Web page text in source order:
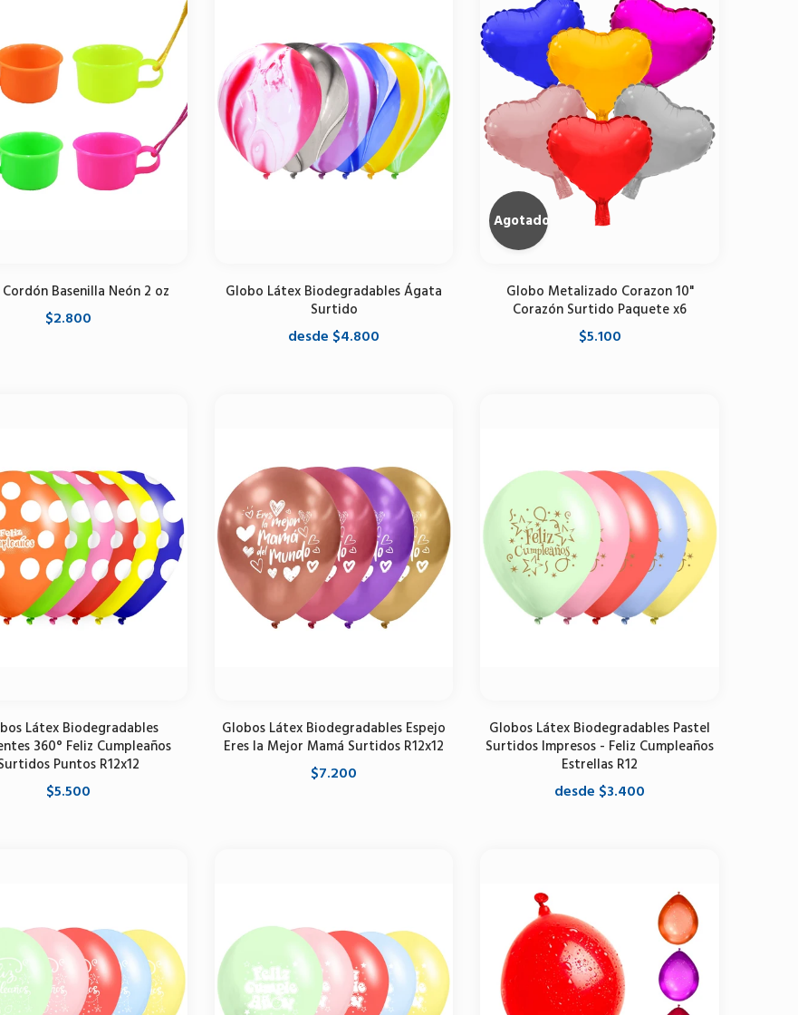
Basenilla Neón 2 oz
$2.800
Globo Látex Biodegradables Ágata
Surtido
desde $4.800
Agotado
Globo Metalizado Corazon 10"
Corazón Surtido Paquete x6
$5.100
Látex Biodegradables
360° Feliz Cumpleaños
Puntos R12x12
$5.500
Globos Látex Biodegradables Espejo
Eres la Mejor Mamá Surtidos R12x12
$7.200
Globos Látex Biodegradables Pastel
Surtidos Impresos - Feliz Cumpleaños
Estrellas R12
desde $3.400